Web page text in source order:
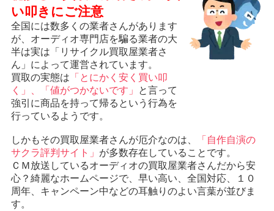
い叩きにご注意
全国には数多くの業者さんがあります
が、オーディオ専門店を騙る業者の大
半は実は「リサイクル買取屋業者さ
ん」によって運営されています。
買取の実態は 「とにかく安く買い叩
く」、「値がつかないです」
と言って
強引に商品を持って帰るという行為を
行っているようです。
しかもその買取屋業者さんが厄介なのは、
「自作自演の
サクラ評判サイト」 が多数存在していることです。
ＣＭ放送しているオーディオの買取屋業者さんだから安
心？綺麗なホームページで、早い高い、全国対応、１０
周年、キャンペーン中などの耳触りのよい言葉が並びま
す。